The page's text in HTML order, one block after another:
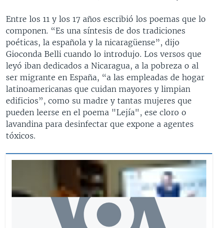
Entre los 11 y los 17 años escribió los poemas que lo
componen. “Es una síntesis de dos tradiciones
poéticas, la española y la nicaragüense”, dijo
Gioconda Belli cuando lo introdujo. Los versos que
leyó iban dedicados a Nicaragua, a la pobreza o al
ser migrante en España, “a las empleadas de hogar
latinoamericanas que cuidan mayores y limpian
edificios”, como su madre y tantas mujeres que
pueden leerse en el poema "Lejía", ese cloro o
lavandina para desinfectar que expone a agentes
tóxicos.